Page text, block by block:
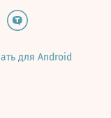
для Android